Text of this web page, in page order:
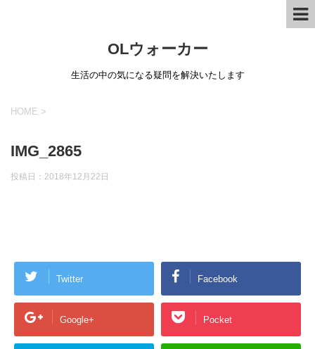
OLウォーカー
生活の中の気になる疑問を解決いたします
HOME >
IMG_2865
投稿日： 2018年12月22日
Twitter Facebook
Google+ Pocket